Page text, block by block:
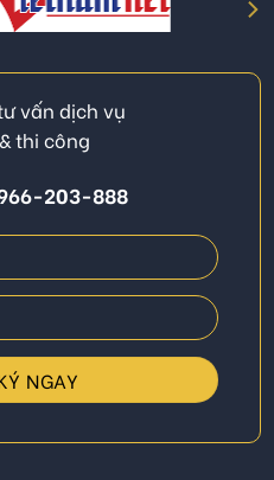
vấn dịch vụ
thi công
203-888